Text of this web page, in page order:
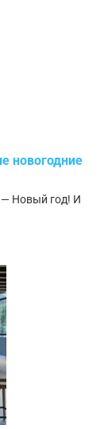
новогодние
Новый год! И